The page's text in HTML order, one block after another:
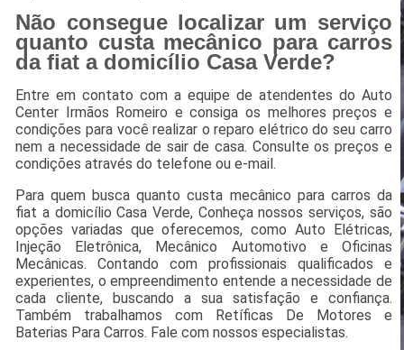
Não consegue localizar um serviço
quanto custa mecânico para carros
da fiat a domicílio Casa Verde?
Entre em contato com a equipe de atendentes do Auto
Center Irmãos Romeiro e consiga os melhores preços e
condições para você realizar o reparo elétrico do seu carro
nem a necessidade de sair de casa. Consulte os preços e
condições através do telefone ou e-mail.
Para quem busca quanto custa mecânico para carros da
fiat a domicílio Casa Verde, Conheça nossos serviços, são
opções variadas que oferecemos, como Auto Elétricas,
Injeção Eletrônica, Mecânico Automotivo e Oficinas
Mecânicas. Contando com profissionais qualificados e
experientes, o empreendimento entende a necessidade de
cada cliente, buscando a sua satisfação e confiança.
Também trabalhamos com Retíficas De Motores e
Baterias Para Carros. Fale com nossos especialistas.